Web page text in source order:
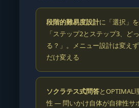
段階的難易度設計に「選択」
「ステップ2とステップ3、ど
る？」。メニュー設計は変え
だけ変える
ソクラテス式問答とOPTIMAL
性 — 問いかけ自体が自律性サ